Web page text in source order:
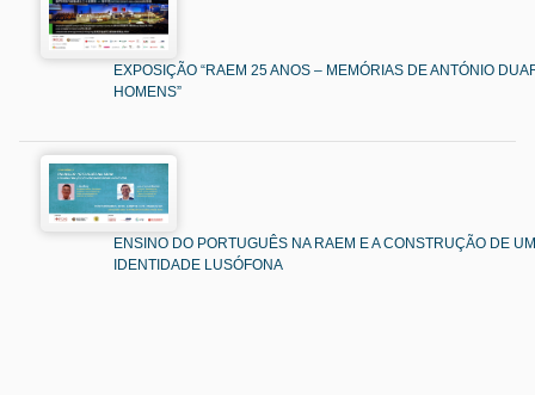
EXPOSIÇÃO “RAEM 25 ANOS – MEMÓRIAS DE ANTÓNIO
HOMENS”
ENSINO DO PORTUGUÊS NA RAEM E A CONSTRUÇÃO DE
IDENTIDADE LUSÓFONA